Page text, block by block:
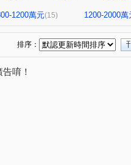
1200萬元(15) 1200-2000萬
排序：
唷！